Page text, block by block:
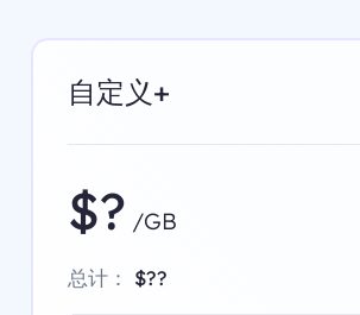
自定义+
$? /GB
总计： $??